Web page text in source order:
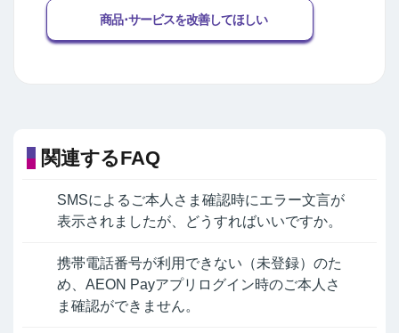
商品･サービスを改善してほしい
関連するFAQ
SMSによるご本人さま確認時にエラー文言が
表示されましたが、どうすればいいですか。
携帯電話番号が利用できない（未登録）のた
め、AEON Payアプリログイン時のご本人さ
ま確認ができません。